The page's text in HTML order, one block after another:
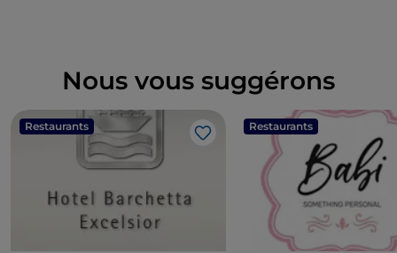
Nous vous suggérons
Restaurants
J’aime
Restaurants